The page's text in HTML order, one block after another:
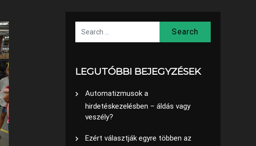
LEGUTÓBBI BEJEGYZÉSEK
Automatizmusok a
hirdetéskezelésben – áldás vagy
veszély?
Ezért választják egyre többen az